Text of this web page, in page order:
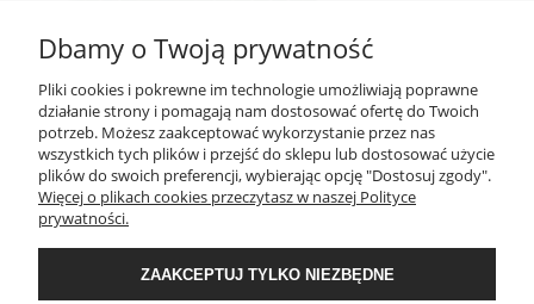
Poszewka dekoracyjna Mink zielono złota 45x45
14,81 zł
Cena regularna:20,81 zł
Najniższa cena:20,81 zł
Dbamy o Twoją prywatność
Pliki cookies i pokrewne im technologie umożliwiają poprawne
działanie strony i pomagają nam dostosować ofertę do Twoich
potrzeb. Możesz zaakceptować wykorzystanie przez nas
wszystkich tych plików i przejść do sklepu lub dostosować użycie
plików do swoich preferencji, wybierając opcję "Dostosuj zgody".
Więcej o plikach cookies przeczytasz w naszej Polityce
prywatności.
ZAAKCEPTUJ TYLKO NIEZBĘDNE